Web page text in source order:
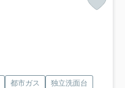
都市ガス
独立洗面台